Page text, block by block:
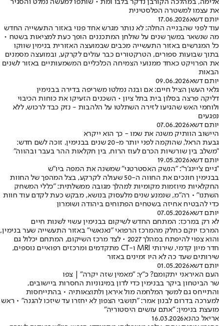
אלימה, במהלכה הקורבן נדקר בלבו ומת • שותפו למעשה נמלט והסגיר
את עצמו למשטרה הפלסטינית
יותם דשא17.06.2026
עוד לפני שהבנייה החלה: לא נותר מגרש אחד פנוי באזור התעשייה החדש
מה שנשאר במשך שנים על שולחן המתכננים הופך כעת למציאות בשטח •
כל המגרשים באזור התעשייה מכבים שבמועצה האזורית בנימין שווקו
בתוך שבועות ספורים, הטרקטורים כבר עולים לקרקע, ובמועצה מסמנים
את הפרויקט כאחד ממנועי הצמיחה הכלכליים המשמעותיים באזור לשנים
הבאות
יותם דשא09.06.2026
גלאי העשן הציל חיים: אם ובנה נמלטו משריפה בדירה בבנימין
דליקה פרצה בסלון בית בתל ציון • השכנים הזעיקו את כוחות הכיבוי
ולוחמי האש שהגיעו לזירה השתלטו על הלהבות - נזק כבד לרכוש, ללא
נפגעים
יותם דשא07.06.2026
היישוב הוותיק משנה את שמו - כך הוא ייקרא
גבעת הראל, שהוקמה לפני יותר מ-20 שנים בבנימין, זוכה לשם חדש:
"משלב בין שורשיות הכרם לעוז הרוח, בין חקלאות ההר בעבר ובהווה"
יותם דשא19.05.2026
"גיים צ'יינג'ר": "הנשק האסטרטגי" שמשנה את המפה ביו"ש
בבנימין חונכים את החווה ה-50 שעולה לקרקע, בצל המהפך של החוות
החקלאיות מיוזמות מקומיות למהלך מגובה ממשלתית: "כללי המשחק
השתנו" • רה"מ, שנמנע שנים מלעסוק בנושא, מבקש כעת לקדם עוד חוות
כדי להבטיח אחיזה בשטחים הפתוחים ביהודה ושומרון
יותם דשא07.05.2026
לא רק במרכז: המתחם החדש לשיקום בבנימין עשוי לשנות חיים
המרכז יוקם כחלק מהמרכז הרפואי "נאנאשי" באזור התעשייה שער בנימין,
והוא צפוי להיפתח במהלך 2027 • לצד מרכז השיקום, המתחם יכלול גם
חדר מיון קדמי, שירותי MRI ו-CT מתקדמים ומרכזים רפואיים נוספים,
שירותים שעד כה לא היו זמינים באזור
יותם דשא01.05.2026
העם האיראני יתקומם? כ"ץ: "מאמין שזה יקרה" | צפו
שר הביטחון ביקר בבנימין כדי לדון במיגוניות החסרות ביישובים,
והתייחס גם למשך המלחמה מול איראן ולתוצאותיה • בהתייחסות
למערכה בדרום לבנון אמר: "תושבי הצפון לא יחזרו עד שיזכו להגנה" • ראש
מועצת בנימין: "אתם עושים היסטוריה"
אריאל כהנא16.03.2026